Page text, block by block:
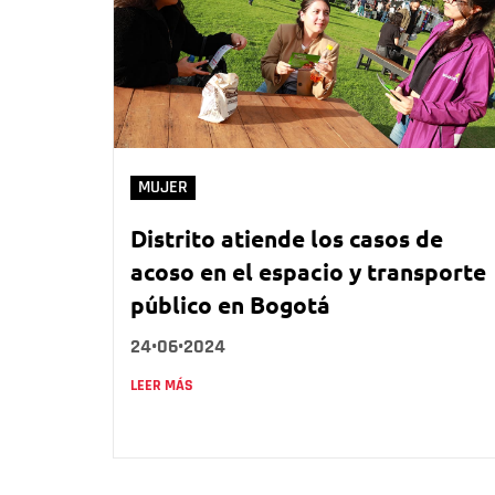
MUJER
Distrito atiende los casos de
acoso en el espacio y transporte
público en Bogotá
24•06•2024
LEER MÁS